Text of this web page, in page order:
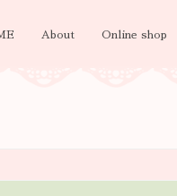
About Online shop